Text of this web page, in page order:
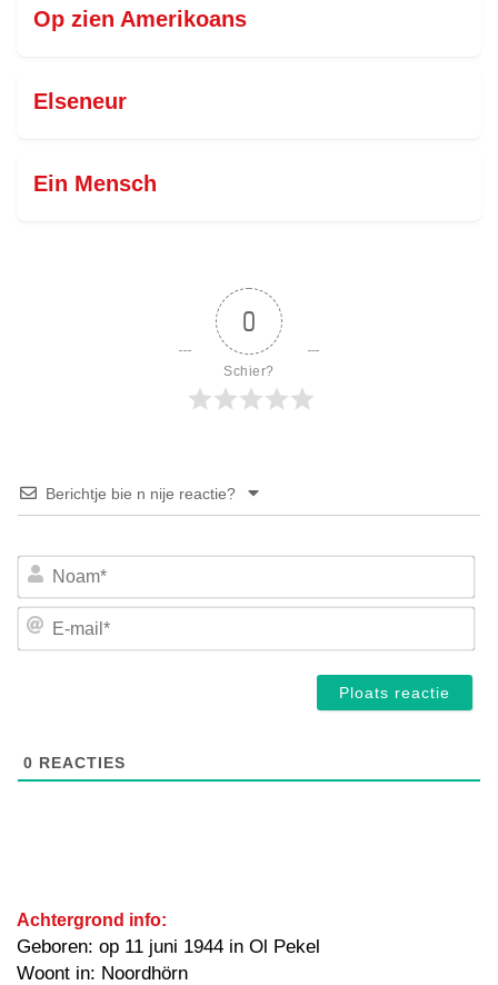
Op zien Amerikoans
Elseneur
Ein Mensch
0
Schier?
Berichtje bie n nije reactie?
E-
0 REACTIES
Achtergrond info:
Geboren: op 11 juni 1944 in Ol Pekel
Woont in: Noordhörn